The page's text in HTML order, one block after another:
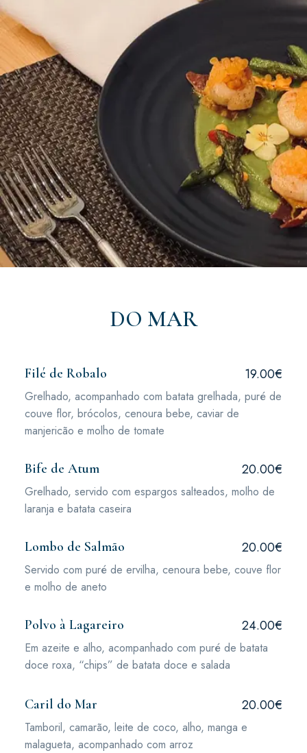
DO MAR
Filé de Robalo 19.00€
Grelhado, acompanhado com batata grelhada, puré de
couve flor, brócolos, cenoura bebe, caviar de
manjericão e molho de tomate
Bife de Atum 20.00€
Grelhado, servido com espargos salteados, molho de
laranja e batata caseira
Lombo de Salmão 20.00€
Servido com puré de ervilha, cenoura bebe, couve flor
e molho de aneto
Polvo à Lagareiro 24.00€
Em azeite e alho, acompanhado com puré de batata
doce roxa, “chips” de batata doce e salada
Caril do Mar 20.00€
Tamboril, camarão, leite de coco, alho, manga e
malagueta, acompanhado com arroz